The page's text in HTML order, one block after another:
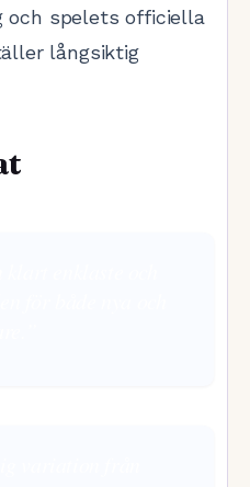
och spelets officiella
långsiktig